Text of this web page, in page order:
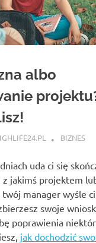
albo
BIZNES
uda ci się
jakimś projektem
manager wyśle
swoje
poprawienia
jak dochodzić